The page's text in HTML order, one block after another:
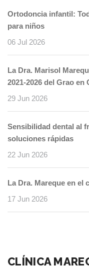
Ortodoncia infantil:
para niños
06 Jul 2026
La Dra. Marisol
2021-2026 del Grao en
29 Jun 2026
Sensibilidad dental al
soluciones rápidas
22 Jun 2026
La Dra. Mareque en el
17 Jun 2026
CLÍNICA